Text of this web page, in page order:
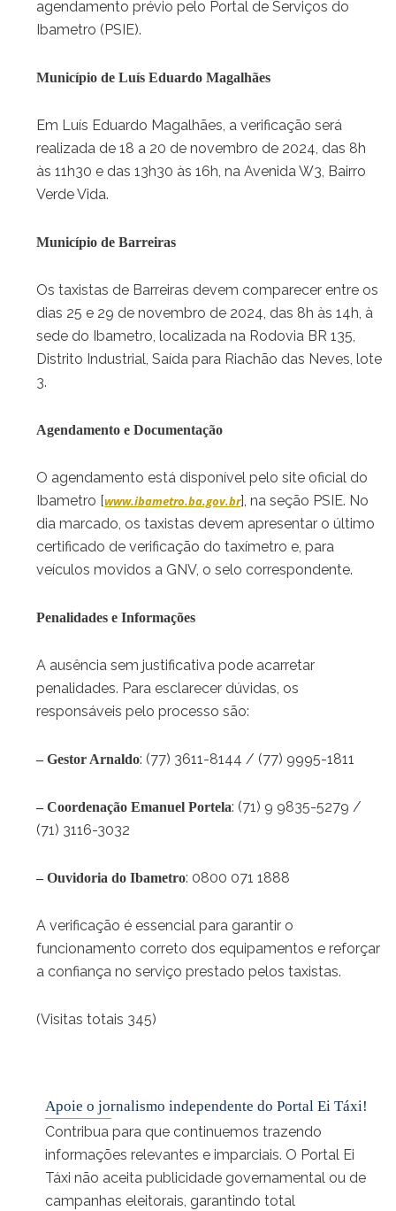
agendamento prévio pelo Portal de Serviços do
Ibametro (PSIE).
Município de Luís Eduardo Magalhães
Em Luís Eduardo Magalhães, a verificação será
realizada de 18 a 20 de novembro de 2024, das 8h
às 11h30 e das 13h30 às 16h, na Avenida W3, Bairro
Verde Vida.
Município de Barreiras
Os taxistas de Barreiras devem comparecer entre os
dias 25 e 29 de novembro de 2024, das 8h às 14h, à
sede do Ibametro, localizada na Rodovia BR 135,
Distrito Industrial, Saída para Riachão das Neves, lote
3.
Agendamento e Documentação
O agendamento está disponível pelo site oficial do
Ibametro [www.ibametro.ba.gov.br], na seção PSIE. No
dia marcado, os taxistas devem apresentar o último
certificado de verificação do taxímetro e, para
veículos movidos a GNV, o selo correspondente.
Penalidades e Informações
A ausência sem justificativa pode acarretar
penalidades. Para esclarecer dúvidas, os
responsáveis pelo processo são:
– Gestor Arnaldo: (77) 3611-8144 / (77) 9995-1811
– Coordenação Emanuel Portela: (71) 9 9835-5279 /
(71) 3116-3032
– Ouvidoria do Ibametro: 0800 071 1888
A verificação é essencial para garantir o
funcionamento correto dos equipamentos e reforçar
a confiança no serviço prestado pelos taxistas.
(Visitas totais 345)
Apoie o jornalismo independente do Portal Ei Táxi!
Contribua para que continuemos trazendo
informações relevantes e imparciais. O Portal Ei
Táxi não aceita publicidade governamental ou de
campanhas eleitorais, garantindo total